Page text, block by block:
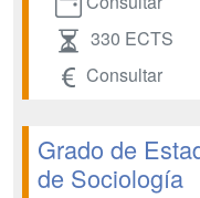
330 ECTS
Consultar
Grado de
de Sociología